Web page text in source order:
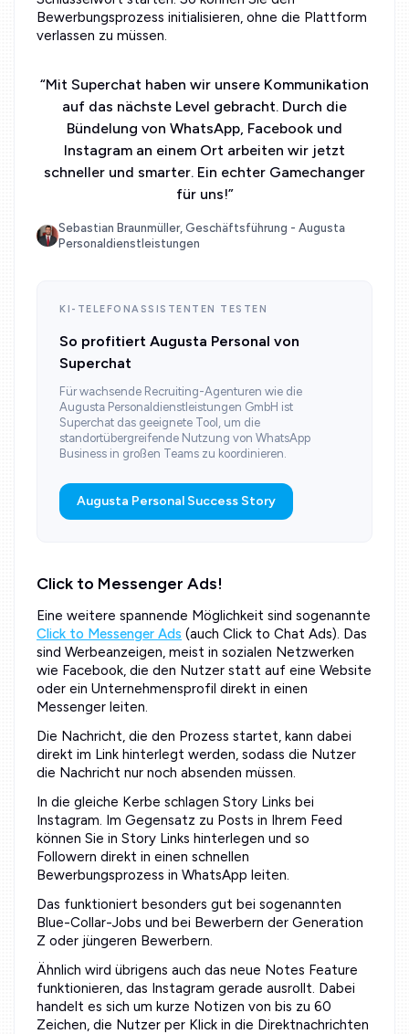
Bewerbungsprozess initialisieren, ohne die Plattform
verlassen zu müssen.
“Mit Superchat haben wir unsere Kommunikation
auf das nächste Level gebracht. Durch die
Bündelung von WhatsApp, Facebook und
Instagram an einem Ort arbeiten wir jetzt
schneller und smarter. Ein echter Gamechanger
für uns!”
Sebastian Braunmüller, Geschäftsführung - Augusta
Personaldienstleistungen
KI-TELEFONASSISTENTEN TESTEN
So profitiert Augusta Personal von
Superchat
Für wachsende Recruiting-Agenturen wie die
Augusta Personaldienstleistungen GmbH ist
Superchat das geeignete Tool, um die
standortübergreifende Nutzung von WhatsApp
Business in großen Teams zu koordinieren.
Augusta Personal Success Story
Click to Messenger Ads!
Eine weitere spannende Möglichkeit sind sogenannte
Click to Messenger Ads (auch Click to Chat Ads). Das
sind Werbeanzeigen, meist in sozialen Netzwerken
wie Facebook, die den Nutzer statt auf eine Website
oder ein Unternehmensprofil direkt in einen
Messenger leiten.
Die Nachricht, die den Prozess startet, kann dabei
direkt im Link hinterlegt werden, sodass die Nutzer
die Nachricht nur noch absenden müssen.
In die gleiche Kerbe schlagen Story Links bei
Instagram. Im Gegensatz zu Posts in Ihrem Feed
können Sie in Story Links hinterlegen und so
Followern direkt in einen schnellen
Bewerbungsprozess in WhatsApp leiten.
Das funktioniert besonders gut bei sogenannten
Blue-Collar-Jobs und bei Bewerbern der Generation
Z oder jüngeren Bewerbern.
Ähnlich wird übrigens auch das neue Notes Feature
funktionieren, das Instagram gerade ausrollt. Dabei
handelt es sich um kurze Notizen von bis zu 60
Zeichen, die Nutzer per Klick in die Direktnachrichten